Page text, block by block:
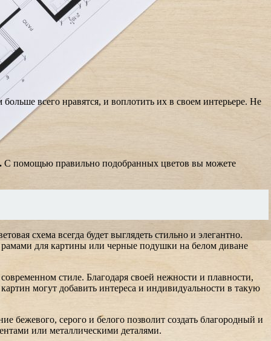
всего нравятся, и воплотить их в своем интерьере. Не
С помощью правильно подобранных цветов вы можете
схема всегда будет выглядеть стильно и элегантно.
для картины или черные подушки на белом диване
стиле. Благодаря своей нежности и плавности,
могут добавить интереса и индивидуальности в такую
бежевого, серого и белого позволит создать благородный и
или металлическими деталями.